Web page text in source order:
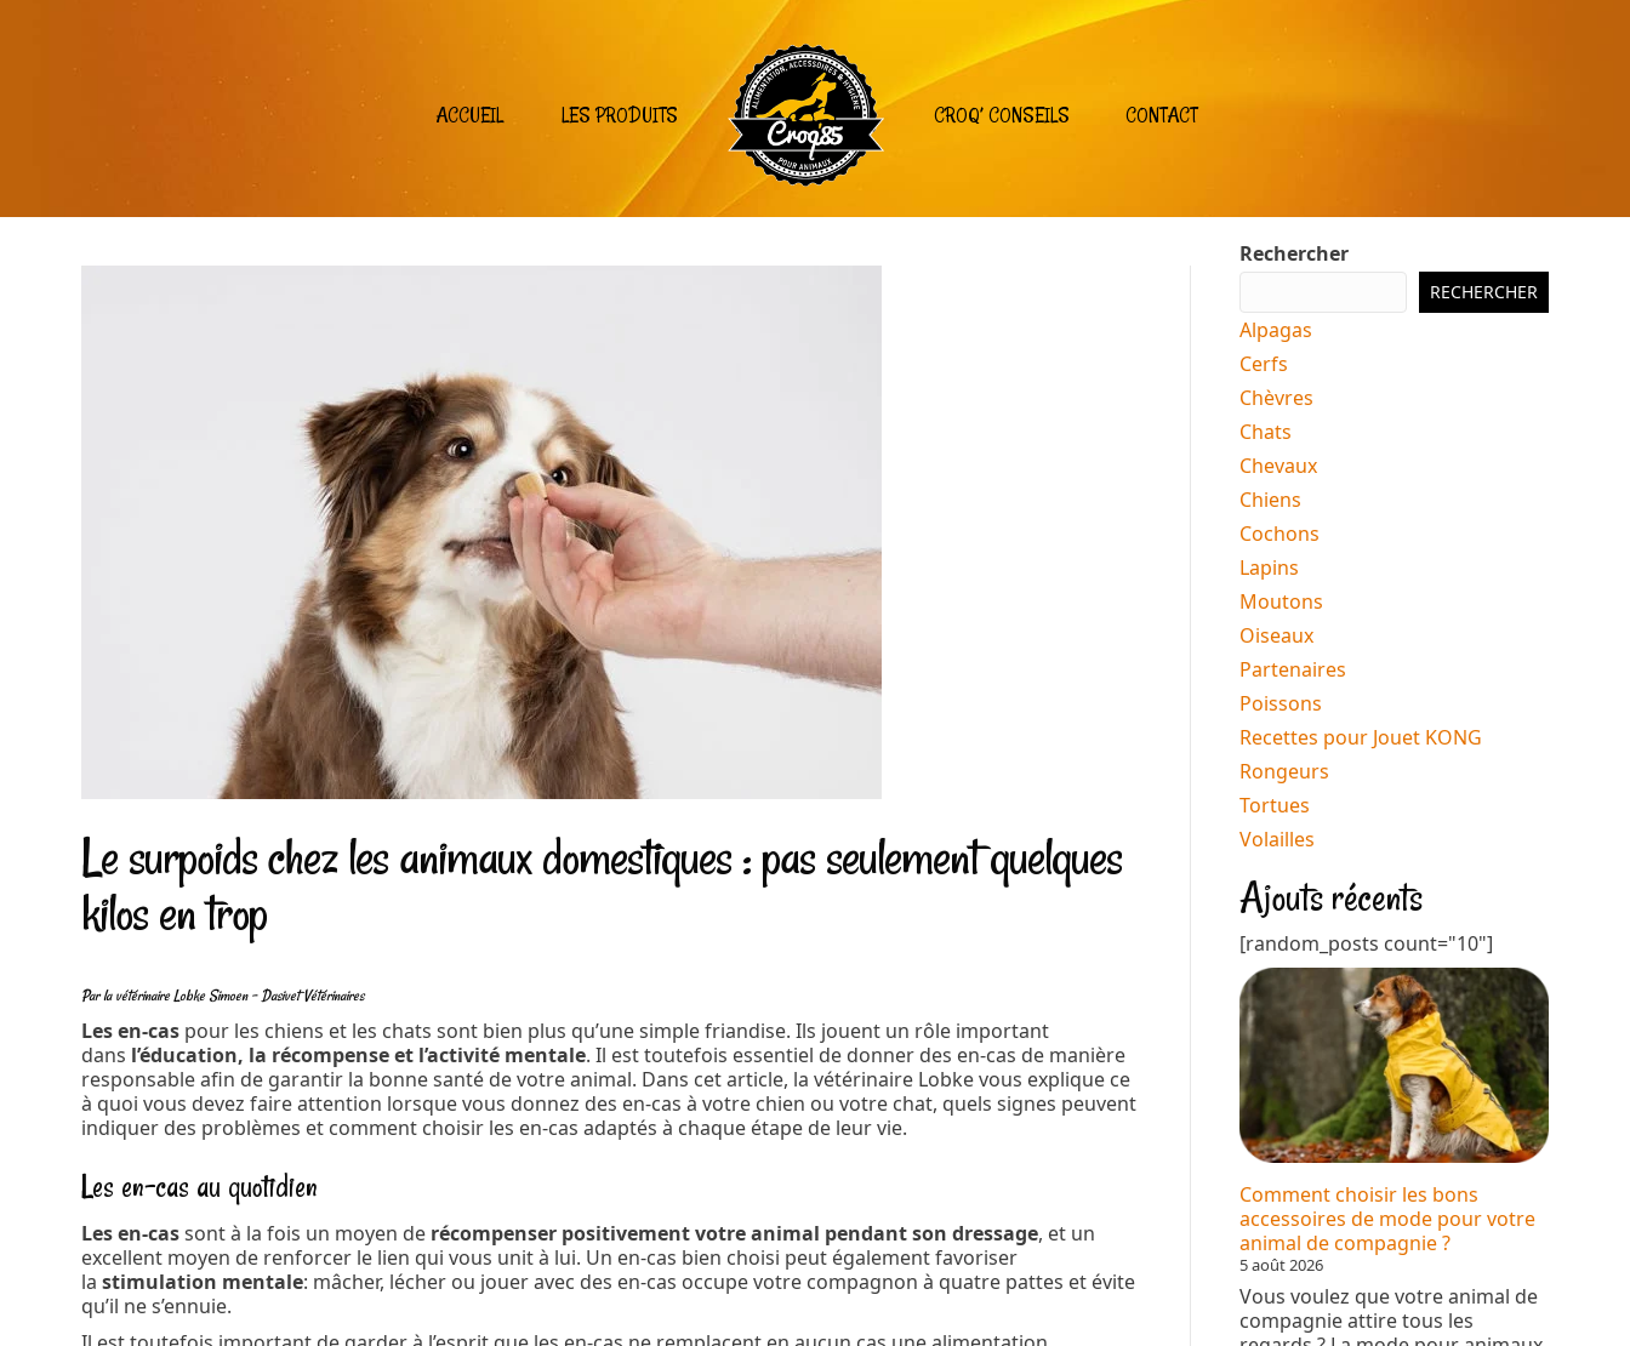
ACCUEIL LES PRODUITS CROQ’ CONSEILS CONTACT
Le surpoids chez les animaux domestiques : pas seulement quelques
kilos en trop
Par la vétérinaire Lobke Simoen – Dasivet Vétérinaires
Les en-cas pour les chiens et les chats sont bien plus qu’une simple friandise. Ils jouent un rôle important
dans l’éducation, la récompense et l’activité mentale. Il est toutefois essentiel de donner des en-cas de manière
responsable afin de garantir la bonne santé de votre animal. Dans cet article, la vétérinaire Lobke vous explique ce
à quoi vous devez faire attention lorsque vous donnez des en-cas à votre chien ou votre chat, quels signes peuvent
indiquer des problèmes et comment choisir les en-cas adaptés à chaque étape de leur vie.
Les en-cas au quotidien
Les en-cassont à la fois un moyen de récompenser positivement votre animal pendant son dressage, et un
excellent moyen de renforcer le lien qui vous unit à lui. Un en-cas bien choisi peut également favoriser
lastimulation mentale: mâcher, lécher ou jouer avec des en-cas occupe votre compagnon à quatre pattes et évite
qu’il ne s’ennuie.
Rechercher
RECHERCHER
Alpagas
Cerfs
Chèvres
Chats
Chevaux
Chiens
Cochons
Lapins
Moutons
Oiseaux
Partenaires
Poissons
Recettes pour Jouet KONG
Rongeurs
Tortues
Volailles
Ajouts récents
[random_posts count="10"]
Comment choisir les bons
accessoires de mode pour votre
animal de compagnie ?
5 août 2026
Vous voulez que votre animal de
compagnie attire tous les